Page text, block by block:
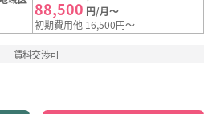
88,500 円/月～
初期費用他 16,500円～
賃料交渉可